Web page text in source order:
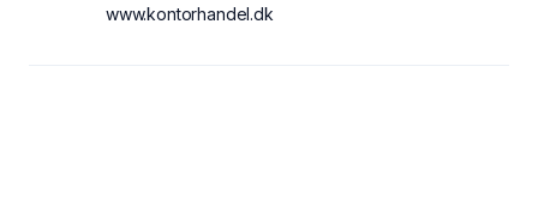
www.kontorhandel.dk